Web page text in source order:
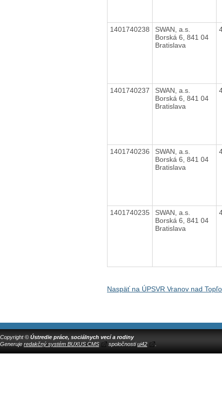
1401740238
SWAN, a.s.
Borská 6, 841 04
Bratislava
1401740237
SWAN, a.s.
Borská 6, 841 04
Bratislava
1401740236
SWAN, a.s.
Borská 6, 841 04
Bratislava
1401740235
SWAN, a.s.
Borská 6, 841 04
Bratislava
Naspäť na ÚPSVR Vranov nad
Copyright © Ústredie práce, sociálnych vecí a rodiny
Generuje redakčný systém BUXUS CMS spoločnostiui42